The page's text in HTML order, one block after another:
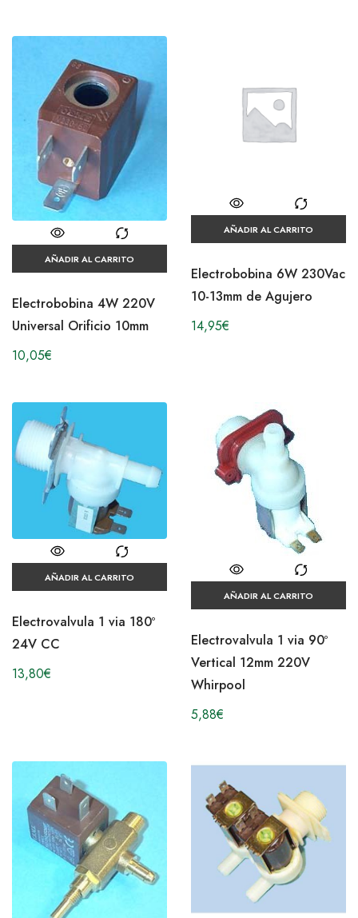
AÑADIR AL CARRITO
Electrobobina 4W 220V
Universal Orificio 10mm
10,05€
AÑADIR AL CARRITO
Electrobobina 6W 230Vac
10-13mm de Agujero
14,95€
AÑADIR AL CARRITO
Electrovalvula 1 via 180º
24V CC
13,80€
AÑADIR AL CARRITO
Electrovalvula 1 via 90º
Vertical 12mm 220V
Whirpool
5,88€